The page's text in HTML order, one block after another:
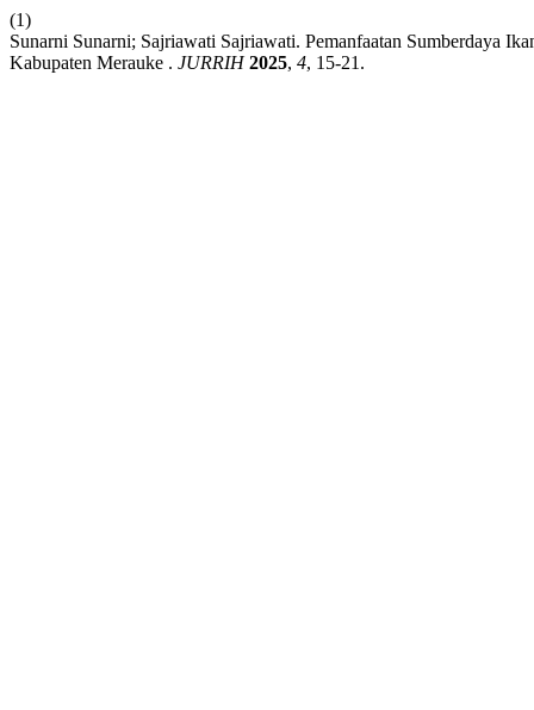
(1)
Sunarni Sunarni; Sajriawati Sajriawati. Pemanfaatan Sumberdaya
Kabupaten Merauke . JURRIH 2025, 4, 15-21.